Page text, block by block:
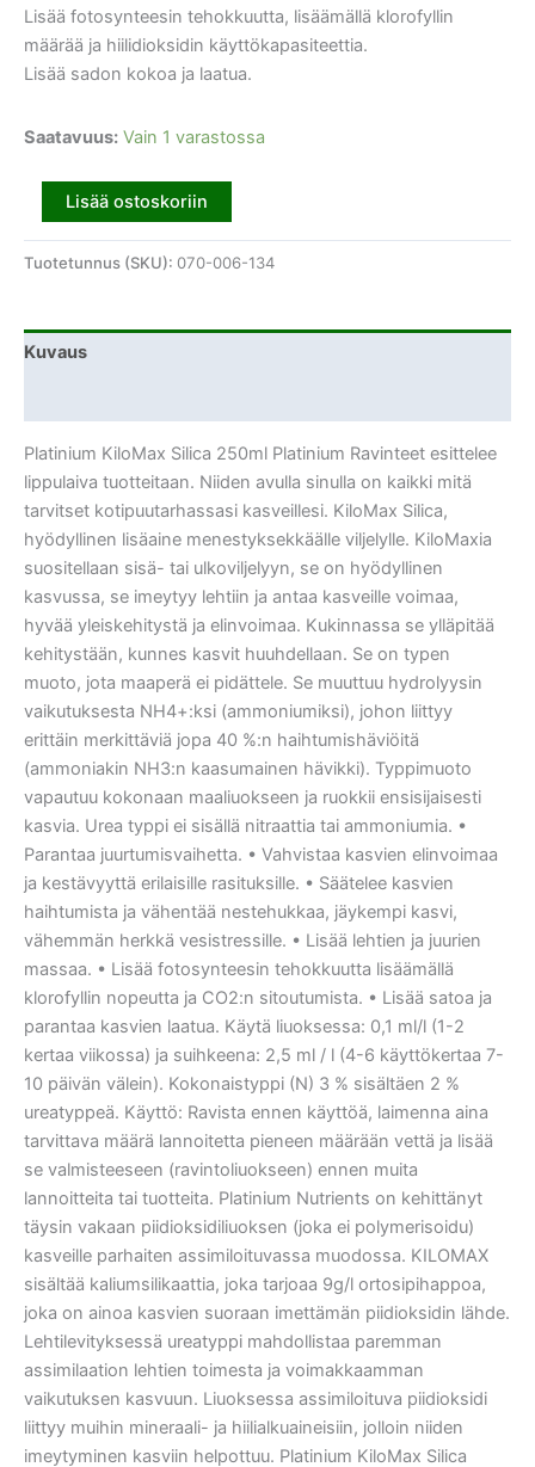
Lisää fotosynteesin tehokkuutta, lisäämällä klorofyllin
määrää ja hiilidioksidin käyttökapasiteettia.
Lisää sadon kokoa ja laatua.
Saatavuus: Vain 1 varastossa
Lisää ostoskoriin
Tuotetunnus (SKU): 070-006-134
Kuvaus
Platinium KiloMax Silica 250ml Platinium Ravinteet esittelee
lippulaiva tuotteitaan. Niiden avulla sinulla on kaikki mitä
tarvitset kotipuutarhassasi kasveillesi. KiloMax Silica,
hyödyllinen lisäaine menestyksekkäälle viljelylle. KiloMaxia
suositellaan sisä- tai ulkoviljelyyn, se on hyödyllinen
kasvussa, se imeytyy lehtiin ja antaa kasveille voimaa,
hyvää yleiskehitystä ja elinvoimaa. Kukinnassa se ylläpitää
kehitystään, kunnes kasvit huuhdellaan. Se on typen
muoto, jota maaperä ei pidättele. Se muuttuu hydrolyysin
vaikutuksesta NH4+:ksi (ammoniumiksi), johon liittyy
erittäin merkittäviä jopa 40 %:n haihtumishäviöitä
(ammoniakin NH3:n kaasumainen hävikki). Typpimuoto
vapautuu kokonaan maaliuokseen ja ruokkii ensisijaisesti
kasvia. Urea typpi ei sisällä nitraattia tai ammoniumia. •
Parantaa juurtumisvaihetta. • Vahvistaa kasvien elinvoimaa
ja kestävyyttä erilaisille rasituksille. • Säätelee kasvien
haihtumista ja vähentää nestehukkaa, jäykempi kasvi,
vähemmän herkkä vesistressille. • Lisää lehtien ja juurien
massaa. • Lisää fotosynteesin tehokkuutta lisäämällä
klorofyllin nopeutta ja CO2:n sitoutumista. • Lisää satoa ja
parantaa kasvien laatua. Käytä liuoksessa: 0,1 ml/l (1-2
kertaa viikossa) ja suihkeena: 2,5 ml / l (4-6 käyttökertaa 7-
10 päivän välein). Kokonaistyppi (N) 3 % sisältäen 2 %
ureatyppeä. Käyttö: Ravista ennen käyttöä, laimenna aina
tarvittava määrä lannoitetta pieneen määrään vettä ja lisää
se valmisteeseen (ravintoliuokseen) ennen muita
lannoitteita tai tuotteita. Platinium Nutrients on kehittänyt
täysin vakaan piidioksidiliuoksen (joka ei polymerisoidu)
kasveille parhaiten assimiloituvassa muodossa. KILOMAX
sisältää kaliumsilikaattia, joka tarjoaa 9g/l ortosipihappoa,
joka on ainoa kasvien suoraan imettämän piidioksidin lähde.
Lehtilevityksessä ureatyppi mahdollistaa paremman
assimilaation lehtien toimesta ja voimakkaamman
vaikutuksen kasvuun. Liuoksessa assimiloituva piidioksidi
liittyy muihin mineraali- ja hiilialkuaineisiin, jolloin niiden
imeytyminen kasviin helpottuu. Platinium KiloMax Silica